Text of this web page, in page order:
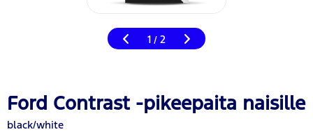
1 / 2
Ford Contrast -pikeepaita naisille
black/white